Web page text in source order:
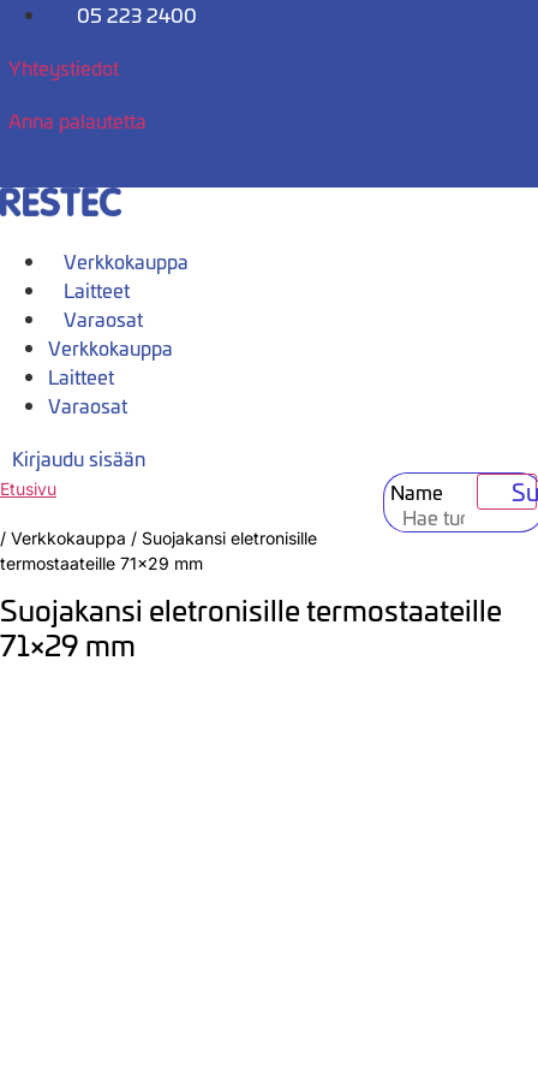
Mene
05 223 2400
Yhteystiedot
Anna palautetta
Verkkokauppa
Laitteet
Varaosat
Verkkokauppa
Laitteet
Varaosat
Kirjaudu sisään
Name
Etusivu
/ Verkkokauppa / Suojakansi eletronisille
termostaateille 71×29 mm
Suojakansi eletronisille termostaateille
71×29 mm